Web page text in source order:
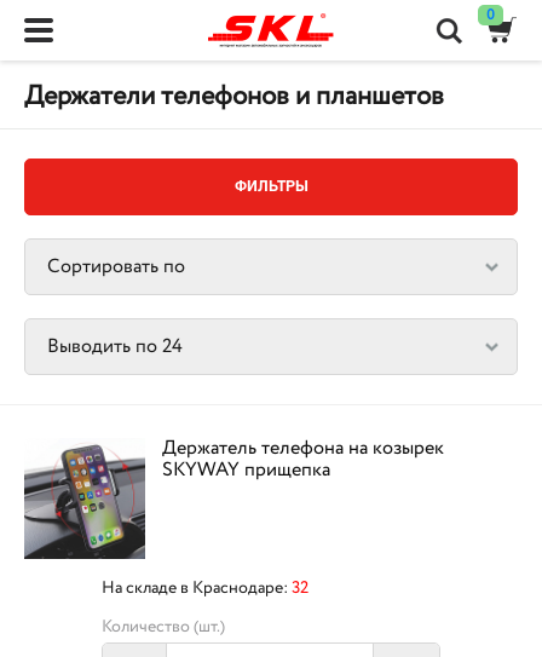
0
Держатели телефонов и планшетов
ФИЛЬТРЫ
Держатель телефона на козырек
SKYWAY прищепка
На складе в Краснодаре: 32
Количество (шт.)